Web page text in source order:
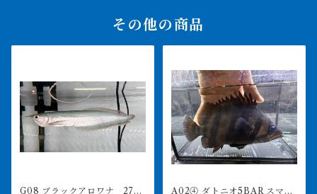
その他の商品
G08 ブラックアロワナ 27㎝
A02④ ダトニオ5BAR スマト